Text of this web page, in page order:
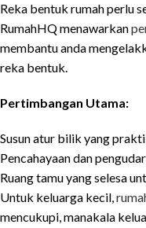
Reka bentuk rumah perlu
RumahHQ menawarkan
membantu anda
reka bentuk.
Pertimbangan Utama:
Susun atur bilik yang
Pencahayaan dan
Ruang tamu yang selesa
Untuk keluarga kecil,
mencukupi, manakala